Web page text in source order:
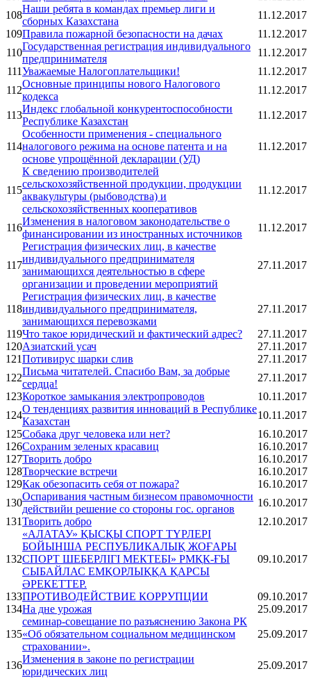
108
Наши ребята в командах премьер лиги и
сборных Казахстана
11.12.2017
109Правила пожарной безопасности на дачах
11.12.2017
110
Государственная регистрация индивидуального
предпринимателя
11.12.2017
111Уважаемые Налогоплательщики!
11.12.2017
112
Основные принципы нового Налогового
кодекса
11.12.2017
113
Индекс глобальной конкурентоспособности
Республике Казахстан
11.12.2017
114
Особенности применения - специального
налогового режима на основе патента и на
основе упрощённой декларации (УД)
11.12.2017
115
К сведению производителей
сельскохозяйственной продукции, продукции
аквакультуры (рыбоводства) и
сельскохозяйственных кооперативов
11.12.2017
116
Изменения в налоговом законодательстве о
финансировании из иностранных источников
11.12.2017
117
Регистрация физических лиц, в качестве
индивидуального предпринимателя
занимающихся деятельностью в сфере
организации и проведении мероприятий
27.11.2017
118
Регистрация физических лиц, в качестве
индивидуального предпринимателя,
занимающихся перевозками
27.11.2017
119Что такое юридический и фактический адрес?
27.11.2017
120Азиатский усач
27.11.2017
121Потивирус шарки слив
27.11.2017
122
Письма читателей. Спасибо Вам, за добрые
сердца!
27.11.2017
123Короткое замыкания электропроводов
10.11.2017
124
О тенденциях развития инноваций в Республике
Казахстан
10.11.2017
125Собака друг человека или нет?
16.10.2017
126Сохраним зеленых красавиц
16.10.2017
127Творить добро
16.10.2017
128Творческие встречи
16.10.2017
129Как обезопасить себя от пожара?
16.10.2017
130
Оспаривания частным бизнесом правомочности
действийи решение со стороны гос. органов
16.10.2017
131Творить добро 12.10.2017
132
«АЛАТАУ» ҚЫСҚЫ СПОРТ ТҮРЛЕРІ
БОЙЫНША РЕСПУБЛИКАЛЫҚ ЖОҒАРЫ
СПОРТ ШЕБЕРЛІГІ МЕКТЕБІ» РМҚК-ҒЫ
СЫБАЙЛАС ЕМҚОРЛЫҚҚА ҚАРСЫ
ӘРЕКЕТТЕР.
09.10.2017
133ПРОТИВОДЕЙСТВИЕ КОРРУПЦИИ
09.10.2017
134На дне урожая 25.09.2017
135
семинар-совещание по разъяснению Закона РК
«Об обязательном социальном медицинском
страховании».
25.09.2017
136
Изменения в законе по регистрации
юридических лиц
25.09.2017